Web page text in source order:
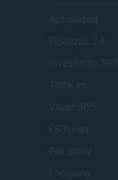
Actualidad
Finanzas 24
Investindo 365
Think.es
Viajar 365
ES Newz
Pet Story
Encocina